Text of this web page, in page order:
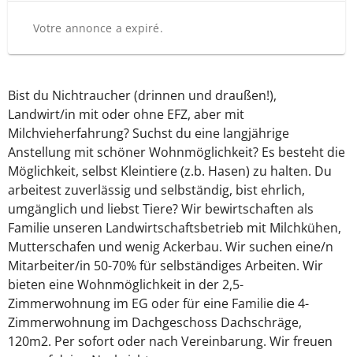
Votre annonce a expiré.
Bist du Nichtraucher (drinnen und draußen!),
Landwirt/in mit oder ohne EFZ, aber mit
Milchvieherfahrung? Suchst du eine langjährige
Anstellung mit schöner Wohnmöglichkeit? Es besteht die
Möglichkeit, selbst Kleintiere (z.b. Hasen) zu halten. Du
arbeitest zuverlässig und selbständig, bist ehrlich,
umgänglich und liebst Tiere? Wir bewirtschaften als
Familie unseren Landwirtschaftsbetrieb mit Milchkühen,
Mutterschafen und wenig Ackerbau. Wir suchen eine/n
Mitarbeiter/in 50-70% für selbständiges Arbeiten. Wir
bieten eine Wohnmöglichkeit in der 2,5-
Zimmerwohnung im EG oder für eine Familie die 4-
Zimmerwohnung im Dachgeschoss Dachschräge,
120m2. Per sofort oder nach Vereinbarung. Wir freuen